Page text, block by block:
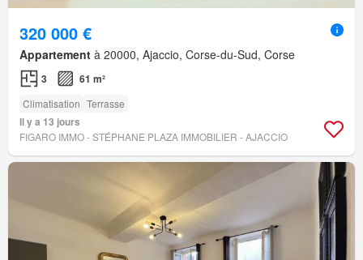
320 000 €
Appartement à 20000, Ajaccio, Corse-du-Sud, Corse
3 61 m²
Climatisation Terrasse
Il y a 13 jours
FIGARO IMMO - STÉPHANE PLAZA IMMOBILIER - AJACCIO